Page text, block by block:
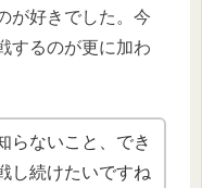
が好きでした。今
するのが更に加わ
らないこと、でき
し続けたいですね